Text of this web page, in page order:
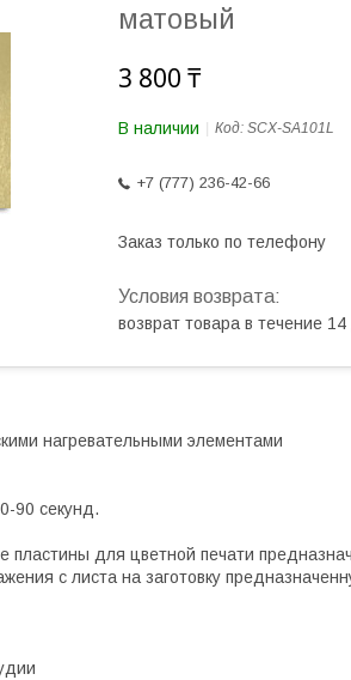
матовый
3 800 ₸
В наличии Код: SCX-SA101L
+7 (777) 236-42-66
Заказ только по телефону
возврат товара в течение
нагревательными элементами
90 секунд.
пластины для цветной печати
с листа на заготовку